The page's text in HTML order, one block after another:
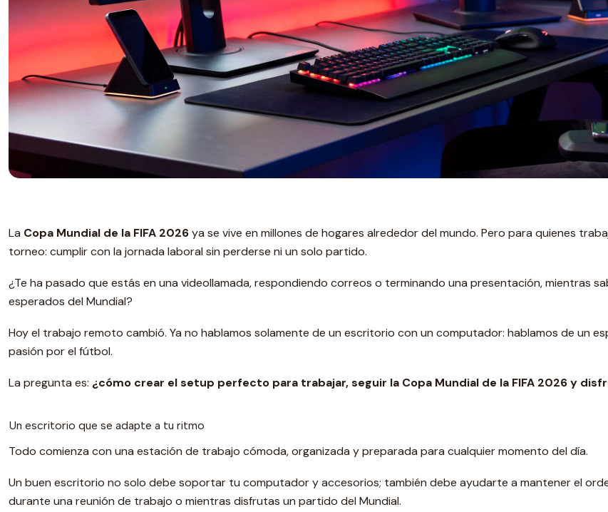
La Copa Mundial de la FIFA 2026ya se vive en millones de hogares alrededor del mundo. Pero para quienes
torneo: cumplir con la jornada laboral sin perderse ni un solo partido.
¿Te ha pasado que estás en una videollamada, respondiendo correos o terminando una presentación, mientras
esperados del Mundial?
Hoy el trabajo remoto cambió. Ya no hablamos solamente de un escritorio con un computador: hablamos de un
pasión por el fútbol.
La pregunta es: ¿cómo crear el setup perfecto para trabajar, seguir la Copa Mundial de la FIFA 2026 y
Un escritorio que se adapte a tu ritmo
Todo comienza con una estación de trabajo cómoda, organizada y preparada para cualquier momento del día.
Un buen escritorio no solo debe soportar tu computador y accesorios; también debe ayudarte a mantener el
durante una reunión de trabajo o mientras disfrutas un partido del Mundial.